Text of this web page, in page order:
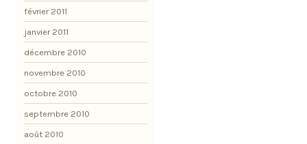
février 2011
janvier 2011
décembre 2010
novembre 2010
octobre 2010
septembre 2010
août 2010